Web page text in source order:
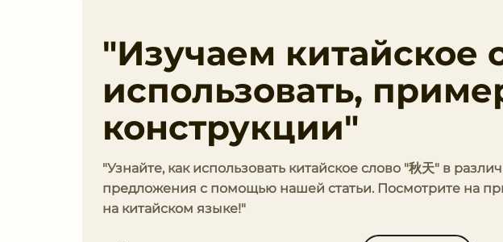
"Изучаем китайское
использовать,
конструкции"
"Узнайте, как использовать китайское слово "秋天" в
предложения с помощью нашей статьи. Посмотрите на
на китайском языке!"